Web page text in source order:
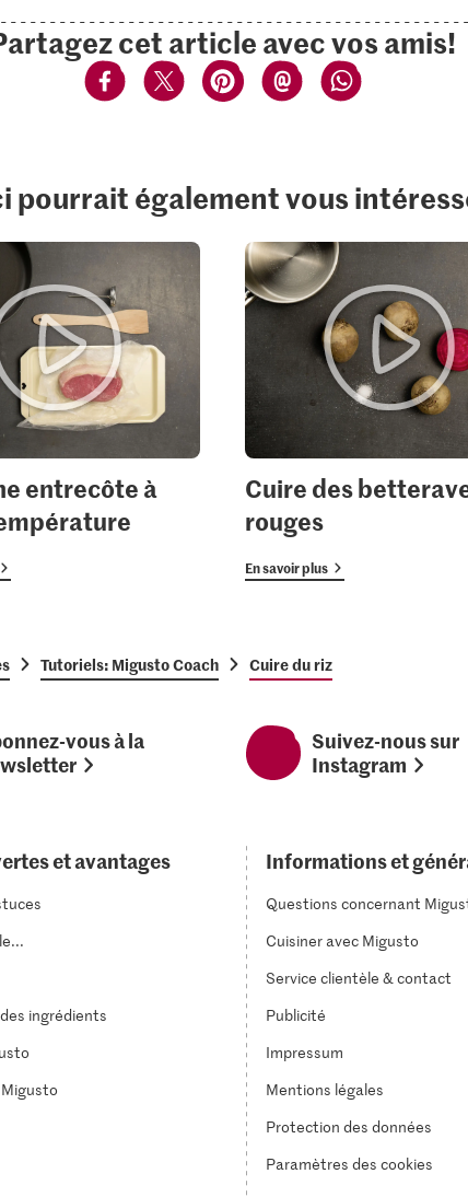
cet article avec vos amis!
pourrait également vous
entrecôte à
Cuire des
rouges
En savoir plus
Tutoriels: Migusto Coach Cuire du riz
vous à la
Suivez-nous sur
Instagram
et avantages
ingrédients
Informations et
Questions concernant
Cuisiner avec Migusto
Service clientèle & contact
Publicité
Impressum
Mentions légales
Protection des données
Paramètres des cookies